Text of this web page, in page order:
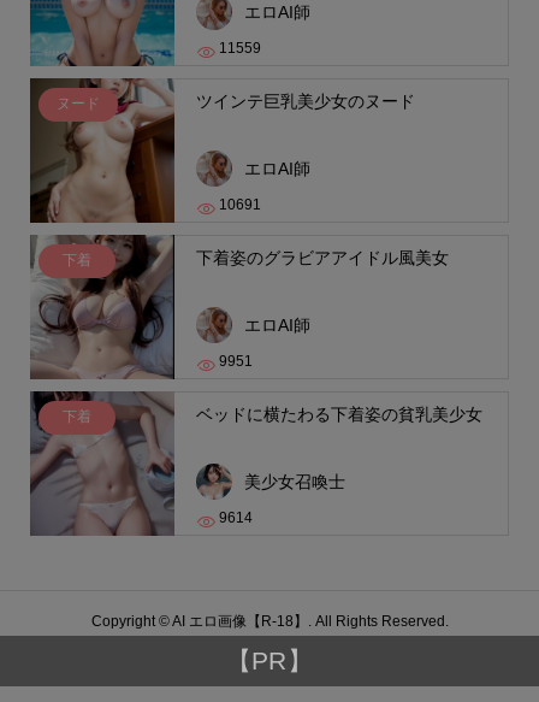
エロAI師
11559
ヌード ツインテ巨乳美少女のヌード
エロAI師
10691
下着 下着姿のグラビアアイドル風美女
エロAI師
9951
下着 ベッドに横たわる下着姿の貧乳美少女
美少女召喚士
9614
Copyright ©AI エロ画像【R-18】. All Rights Reserved.